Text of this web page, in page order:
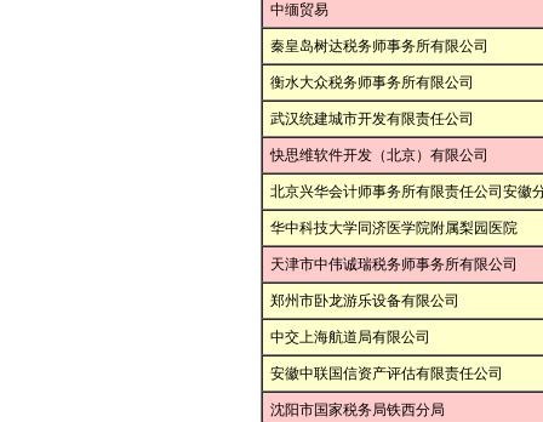
中缅贸易
秦皇岛树达税务师事务所有限公司
衡水大众税务师事务所有限公司
武汉统建城市开发有限责任公司
快思维软件开发（北京）有限公司
北京兴华会计师事务所有限责任公司安徽
华中科技大学同济医学院附属梨园医院
天津市中伟诚瑞税务师事务所有限公司
郑州市卧龙游乐设备有限公司
中交上海航道局有限公司
安徽中联国信资产评估有限责任公司
沈阳市国家税务局铁西分局